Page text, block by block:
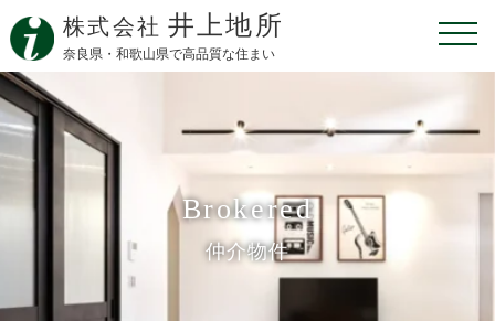
株式会社 井上地所
奈良県・和歌山県で高品質な住まい
Brokered
仲介物件